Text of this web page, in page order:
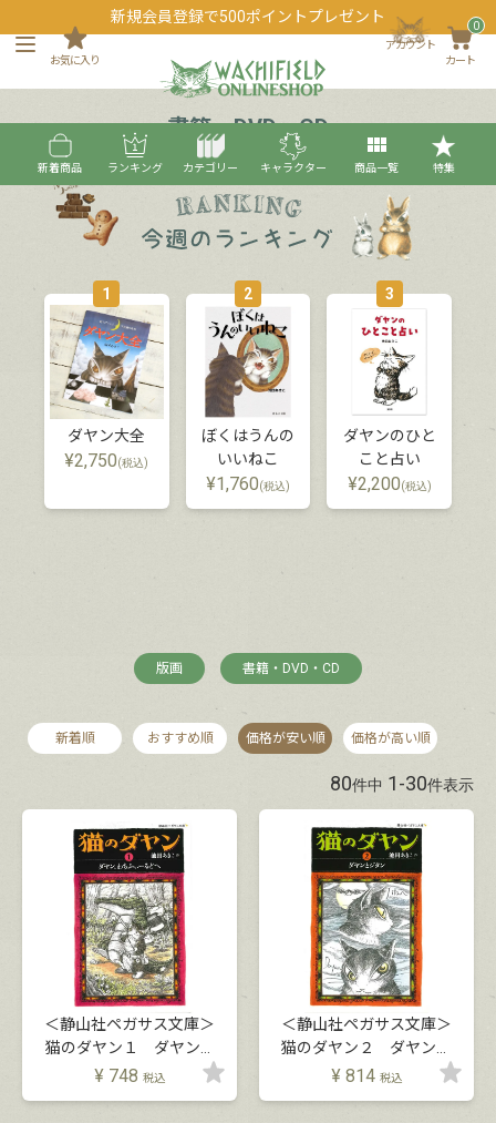
新規会員登録で500ポイントプレゼント
お気に入り
アカウント
カート
0
新着商品 ランキング カテゴリー キャラクター 商品一覧 特集
書籍・DVD・CD
1
ダヤン大全
¥2,750(税込)
2
ぼくはうんの
いいねこ
¥1,760(税込)
3
ダヤンのひと
こと占い
¥2,200(税込)
版画 書籍・DVD・CD
新着順 おすすめ順 価格が安い順 価格が高い順
80件中 1-30件表示
＜静山社ペガサス文庫＞
猫のダヤン１ ダヤン、
わちふぃーるどへ
¥ 748 税込
＜静山社ペガサス文庫＞
猫のダヤン２ ダヤンと
ジタン
¥ 814 税込